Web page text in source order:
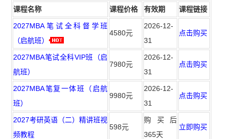
课程名称 课程价格 有效期 课程链接
2027MBA笔试全科督学班
（启航班）
4580元
2026-12-
31
点击购买
2027MBA笔试全科VIP班（启
航班）
7980元
2026-12-
31
点击购买
2027MBA笔复一体班（启航
班）
9980元
2026-12-
31
点击购买
2027考研英语（二）精讲班视
频教程
598元
购买后
365天
立即购买